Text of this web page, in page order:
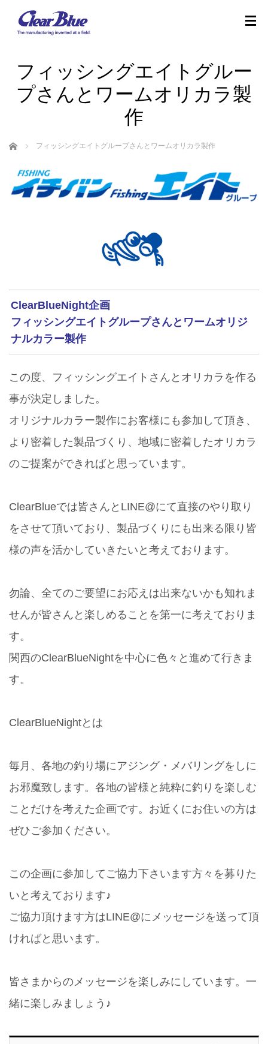
フィッシングエイトグルー
プさんとワームオリカラ製
作
ホーム フィッシングエイトグループさんとワームオリカラ製作
ClearBlueNight企画
フィッシングエイトグループさんとワームオリジ
ナルカラー製作
この度、フィッシングエイトさんとオリカラを作る
事が決定しました。
オリジナルカラー製作にお客様にも参加して頂き、
より密着した製品づくり、地域に密着したオリカラ
のご提案ができればと思っています。
ClearBlueでは皆さんとLINE@にて直接のやり取り
をさせて頂いており、製品づくりにも出来る限り皆
様の声を活かしていきたいと考えております。
勿論、全てのご要望にお応えは出来ないかも知れま
せんが皆さんと楽しめることを第一に考えておりま
す。
関西のClearBlueNightを中心に色々と進めて行きま
す。
ClearBlueNightとは
毎月、各地の釣り場にアジング・メバリングをしに
お邪魔致します。各地の皆様と純粋に釣りを楽しむ
ことだけを考えた企画です。お近くにお住いの方は
ぜひご参加ください。
この企画に参加してご協力下さいます方々を募りた
いと考えております♪
ご協力頂けます方はLINE@にメッセージを送って頂
ければと思います。
皆さまからのメッセージを楽しみにしています。一
緒に楽しみましょう♪